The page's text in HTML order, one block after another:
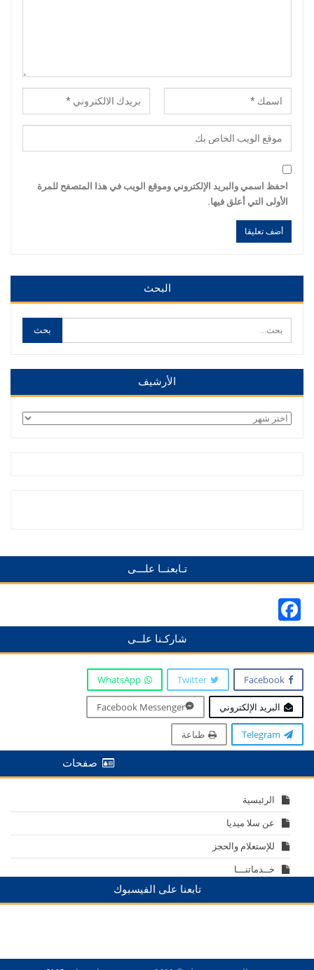
احفظ اسمي والبريد الإلكتروني وموقع الويب في هذا المتصفح للمرة
الأولى التي أعلق فيها.
البحث
الأرشيف
الأرشيف
تـابعنــا علـــى
شاركـنا علــى
Facebook
Twitter
WhatsApp
البريد الإلكتروني Facebook Messenger
Telegram طباعة
صفحات
الرئيسية
عن سلا ميديا
للإستعلام والحجز
خــدماتنـــا
تابعنا على الفيسبوك